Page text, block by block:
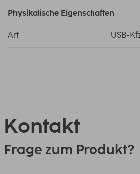
Physikalische Eigenschaften
Art USB-
Kontakt
Frage zum Produkt?